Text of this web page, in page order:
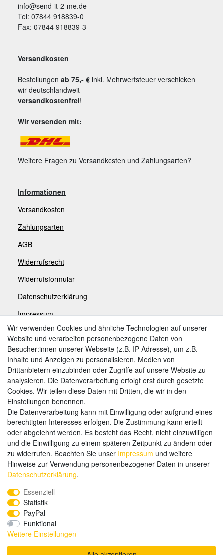
info@send-it-2-me.de
Tel: 07844 918839-0
Fax: 07844 918839-3
Versandkosten
Bestellungen ab 75,- € inkl. Mehrwertsteuer verschicken
wir deutschlandweit
versandkostenfrei!
Wir versenden mit:
Weitere Fragen zu Versandkosten und Zahlungsarten?
Informationen
Versandkosten
Zahlungsarten
AGB
Widerrufsrecht
Widerrufsformular
Datenschutzerklärung
Impressum
Zahlungsarten
Weitere Zahlungsarten:
Kauf auf Rechnung
Vorkasse
Hier sind wir
Wir verwenden Cookies und ähnliche Technologien auf unserer
Website und verarbeiten personenbezogene Daten von
Besucher:innen unserer Webseite (z.B. IP-Adresse), um z.B.
Inhalte und Anzeigen zu personalisieren, Medien von
Drittanbietern einzubinden oder Zugriffe auf unsere Website zu
analysieren. Die Datenverarbeitung erfolgt erst durch gesetzte
Cookies. Wir teilen diese Daten mit Dritten, die wir in den
Einstellungen benennen.
Die Datenverarbeitung kann mit Einwilligung oder aufgrund eines
berechtigten Interesses erfolgen. Die Zustimmung kann erteilt
oder abgelehnt werden. Es besteht das Recht, nicht einzuwilligen
und die Einwilligung zu einem späteren Zeitpunkt zu ändern oder
zu widerrufen. Beachten Sie unser Impressum und weitere
Hinweise zur Verwendung personenbezogener Daten in unserer
Daten­schutz­erklärung.
Essenziell
Statistik
PayPal
Funktional
Weitere Einstellungen